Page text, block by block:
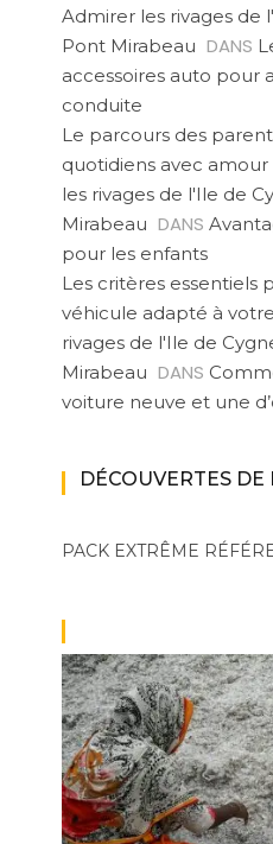
Admirer les rivages de
Pont Mirabeau DANS
accessoires auto pour
conduite
Le parcours des
quotidiens avec
les rivages de l'Ile de
Mirabeau DANS
pour les enfants
Les critères essentiels
véhicule adapté à
rivages de l'Ile de
Mirabeau DANS
voiture neuve et une
DÉCOUVERTES
PACK EXTRÊME